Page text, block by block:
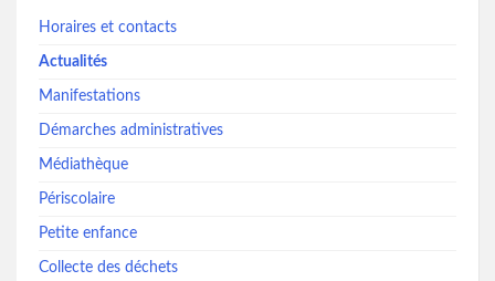
Horaires et contacts
Actualités
Manifestations
Démarches administratives
Médiathèque
Périscolaire
Petite enfance
Collecte des déchets